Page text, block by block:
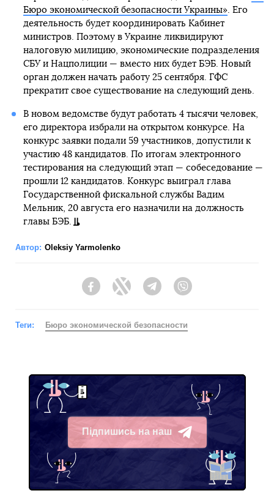
Бюро экономической безопасности Украины». Его
деятельность будет координировать Кабинет
министров. Поэтому в Украине ликвидируют
налоговую милицию, экономические подразделения
СБУ и Нацполиции — вместо них будет БЭБ. Новый
орган должен начать работу 25 сентября. ГФС
прекратит свое существование на следующий день.
В новом ведомстве будут работать 4 тысячи человек,
его директора избрали на открытом конкурсе. На
конкурс заявки подали 59 участников, допустили к
участию 48 кандидатов. По итогам электронного
тестирования на следующий этап — собеседование —
прошли 12 кандидатов. Конкурс выиграл глава
Государственной фискальной службы Вадим
Мельник, 20 августа его назначили на должность
главы БЭБ.
Автор: Oleksiy Yarmolenko
FacebookTwitter Telegram
Теги: Бюро экономической безопасности
Підпишись на наш
Telegram